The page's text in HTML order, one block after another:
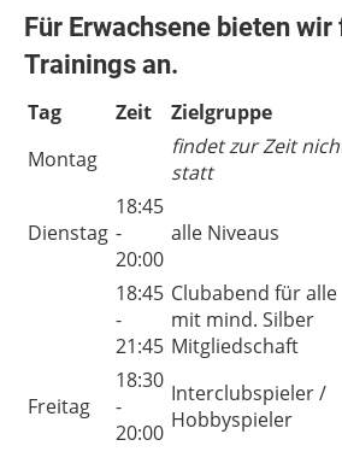
Für Erwachsene bieten wir
Trainings an.
Tag Zeit Zielgruppe
Montag
findet zur Zeit
statt
Dienstag
18:45
-
20:00
alle Niveaus
18:45
-
21:45
Clubabend für alle
mit mind. Silber
Mitgliedschaft
Freitag
18:30
-
20:00
Interclubspieler /
Hobbyspieler